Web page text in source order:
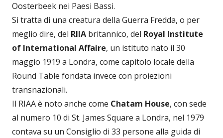
Oosterbeek nei Paesi Bassi.
Si tratta di una creatura della Guerra Fredda, o per
meglio dire, del RIIA britannico, del Royal Institute
of International Affaire, un istituto nato il 30
maggio 1919 a Londra, come capitolo locale della
Round Table fondata invece con proiezioni
transnazionali.
Il RIAA è noto anche come Chatam House, con sede
al numero 10 di St. James Square a Londra, nel 1979
contava su un Consiglio di 33 persone alla guida di